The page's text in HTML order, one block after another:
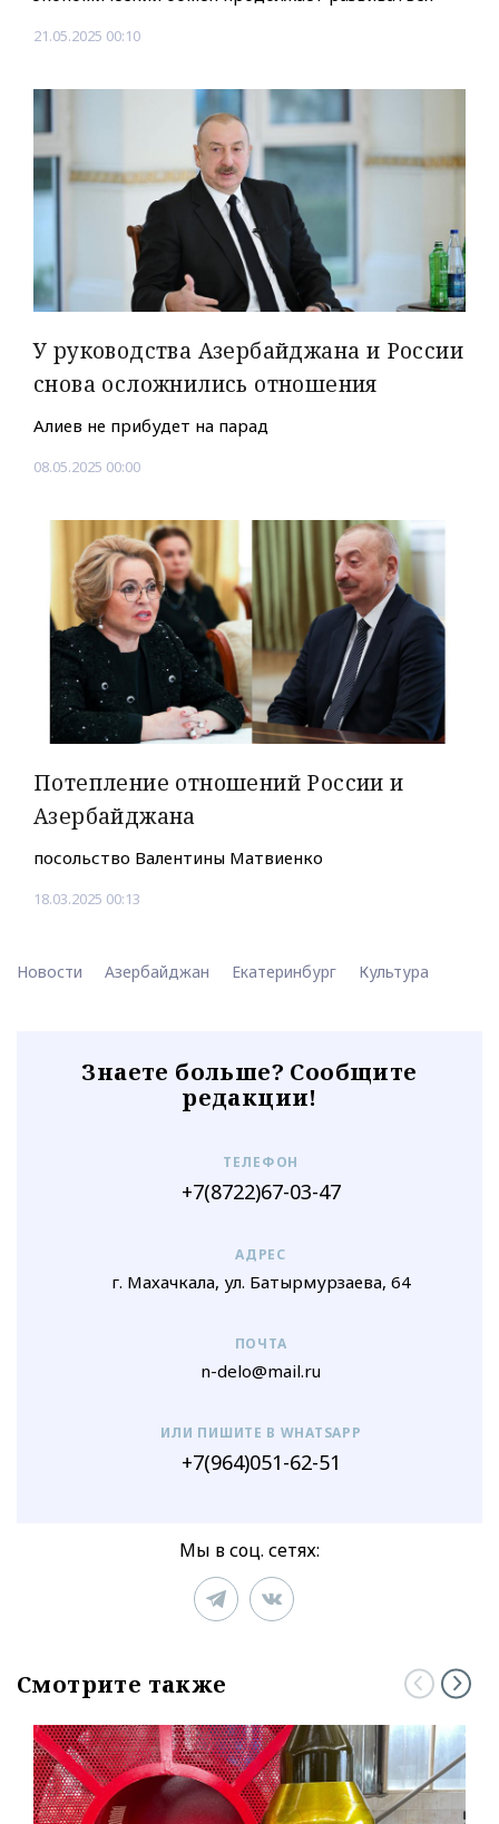
21.05.2025 00:10
У руководства Азербайджана и России
снова осложнились отношения
Алиев не прибудет на парад
08.05.2025 00:00
Потепление отношений России и
Азербайджана
посольство Валентины Матвиенко
18.03.2025 00:13
Новости Азербайджан Екатеринбург Культура
Знаете больше? Сообщите
редакции!
ТЕЛЕФОН
+7(8722)67-03-47
АДРЕС
г. Махачкала, ул. Батырмурзаева, 64
ПОЧТА
n-delo@mail.ru
ИЛИ ПИШИТЕ В WHATSAPP
+7(964)051-62-51
Мы в соц. сетях:
Смотрите также